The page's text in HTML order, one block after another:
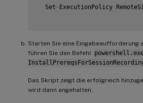
  Set
- ExecutionPolicy
Starten Sie eine Eingabeaufforderung
führen Sie den Befehl
Das Skript zeigt die erfolgreich
wird dann angehalten.